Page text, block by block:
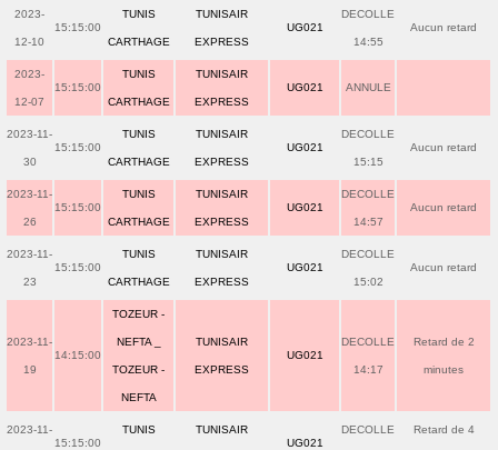
2023-
12-10
15:15:00
TUNIS
CARTHAGE
TUNISAIR
EXPRESS
UG021
DECOLLE
14:55
Aucun retard
2023-
12-07
15:15:00
TUNIS
CARTHAGE
TUNISAIR
EXPRESS
UG021 ANNULE
2023-11-
30
15:15:00
TUNIS
CARTHAGE
TUNISAIR
EXPRESS
UG021
DECOLLE
15:15
Aucun retard
2023-11-
26
15:15:00
TUNIS
CARTHAGE
TUNISAIR
EXPRESS
UG021
DECOLLE
14:57
Aucun retard
2023-11-
23
15:15:00
TUNIS
CARTHAGE
TUNISAIR
EXPRESS
UG021
DECOLLE
15:02
Aucun retard
2023-11-
19
14:15:00
TOZEUR -
NEFTA _
TOZEUR -
NEFTA
TUNISAIR
EXPRESS
UG021
DECOLLE
14:17
Retard de 2
minutes
2023-11-
15:15:00
TUNIS TUNISAIR
UG021
DECOLLE Retard de 4